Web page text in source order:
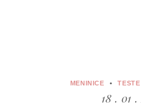
MENINICE
18 . 01 .